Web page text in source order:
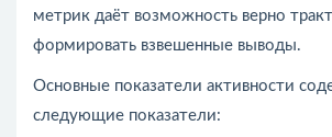
метрик даёт возможность верно
формировать взвешенные выводы.
Основные показатели активности
следующие показатели: